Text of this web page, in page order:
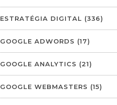
ESTRATÉGIA DIGITAL (336)
GOOGLE ADWORDS (17)
GOOGLE ANALYTICS (21)
GOOGLE WEBMASTERS (15)